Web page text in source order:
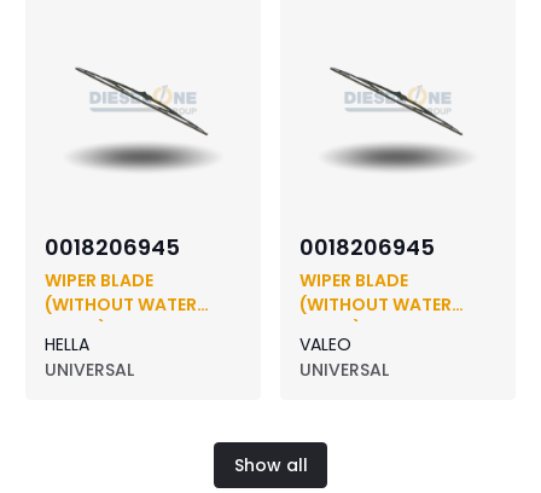
0018206945
WIPER BLADE
(WITHOUT WATER
SPRAY)
HELLA
UNIVERSAL
0018206945
WIPER BLADE
(WITHOUT WATER
SPRAY)
VALEO
UNIVERSAL
Show all